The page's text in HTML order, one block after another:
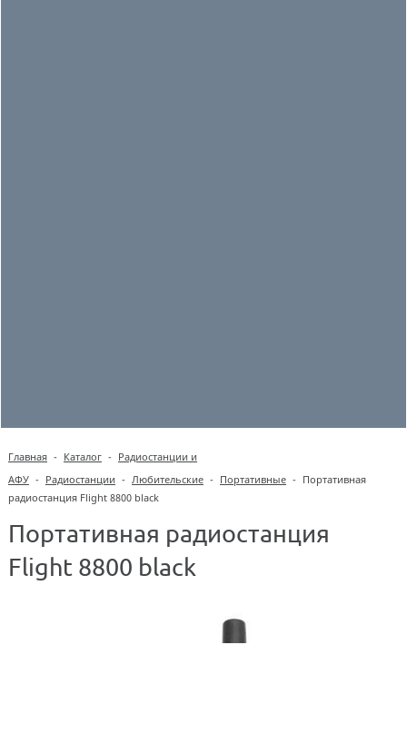
Главная - Каталог - Радиостанции и
АФУ - Радиостанции - Любительские - Портативные - Портативная
радиостанция Flight 8800 black
Портативная радиостанция
Flight 8800 black